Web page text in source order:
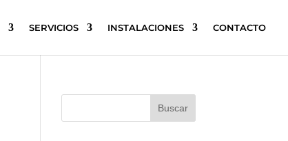
SERVICIOS INSTALACIONES CONTACTO
Buscar